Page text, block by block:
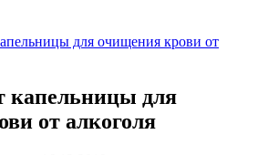
для очищения крови от
капельницы для
от алкоголя